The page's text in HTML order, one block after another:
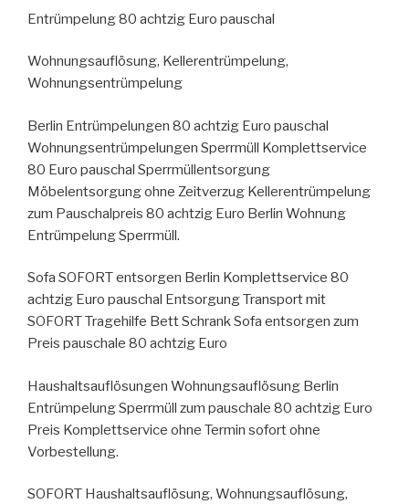
Entrümpelung 80 achtzig Euro pauschal
Wohnungsauflösung, Kellerentrümpelung,
Wohnungsentrümpelung
Berlin Entrümpelungen 80 achtzig Euro pauschal
Wohnungsentrümpelungen Sperrmüll Komplettservice
80 Euro pauschal Sperrmüllentsorgung
Möbelentsorgung ohne Zeitverzug Kellerentrümpelung
zum Pauschalpreis 80 achtzig Euro Berlin Wohnung
Entrümpelung Sperrmüll.
Sofa SOFORT entsorgen Berlin Komplettservice 80
achtzig Euro pauschal Entsorgung Transport mit
SOFORT Tragehilfe Bett Schrank Sofa entsorgen zum
Preis pauschale 80 achtzig Euro
Haushaltsauflösungen Wohnungsauflösung Berlin
Entrümpelung Sperrmüll zum pauschale 80 achtzig Euro
Preis Komplettservice ohne Termin sofort ohne
Vorbestellung.
SOFORT Haushaltsauflösung, Wohnungsauflösung,